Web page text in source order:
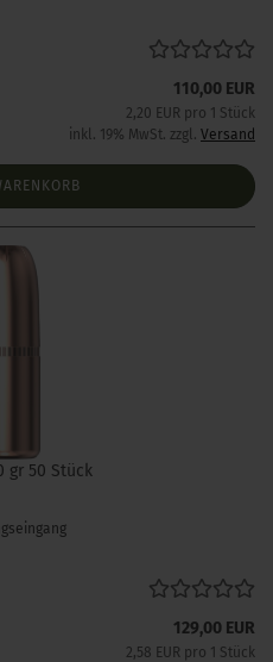
110,00 EUR
2,20 EUR pro 1 Stück
inkl. 19% MwSt. zzgl. Versand
gr 50 Stück
129,00 EUR
2,58 EUR pro 1 Stück